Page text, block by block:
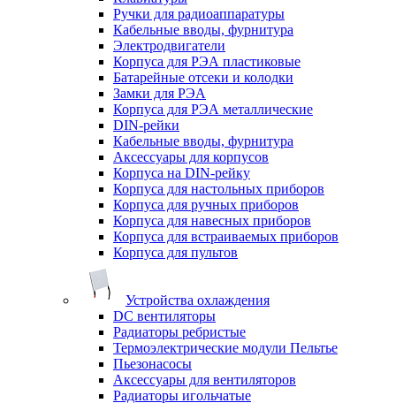
Ручки для радиоаппаратуры
Кабельные вводы, фурнитура
Электродвигатели
Корпуса для РЭА пластиковые
Батарейные отсеки и колодки
Замки для РЭА
Корпуса для РЭА металлические
DIN-рейки
Кабельные вводы, фурнитура
Аксессуары для корпусов
Корпуса на DIN-рейку
Корпуса для настольных приборов
Корпуса для ручных приборов
Корпуса для навесных приборов
Корпуса для встраиваемых приборов
Корпуса для пультов
Устройства охлаждения
DC вентиляторы
Радиаторы ребристые
Термоэлектрические модули Пельтье
Пьезонасосы
Аксессуары для вентиляторов
Радиаторы игольчатые